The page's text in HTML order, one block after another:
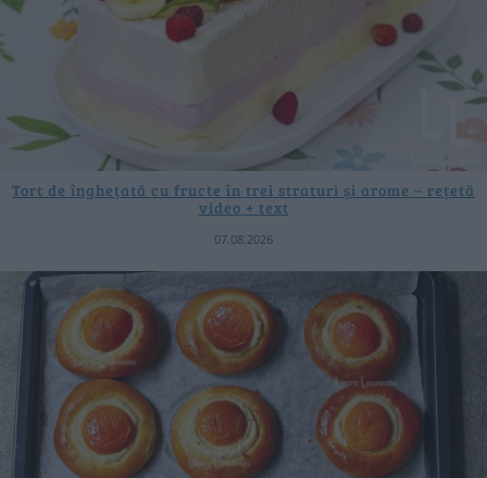
Tort de înghețată cu fructe în trei straturi și arome – rețetă
video + text
07.08.2026